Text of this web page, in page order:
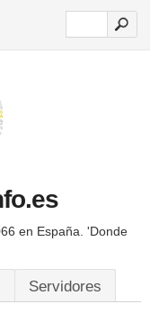
en España. 'Donde
Servidores